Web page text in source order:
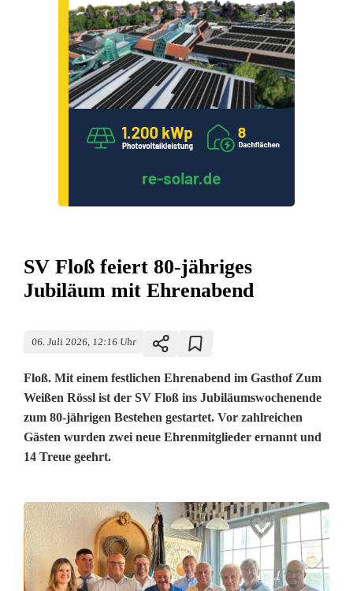
SV Floß feiert 80-jähriges
Jubiläum mit Ehrenabend
06. Juli 2026, 12:16 Uhr
Floß. Mit einem festlichen Ehrenabend im Gasthof Zum
Weißen Rössl ist der SV Floß ins Jubiläumswochenende
zum 80-jährigen Bestehen gestartet. Vor zahlreichen
Gästen wurden zwei neue Ehrenmitglieder ernannt und
14 Treue geehrt.